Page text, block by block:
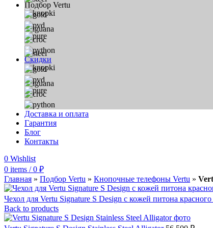
Подбор Vertu
Скидки
Доставка и оплата
Гарантия
Блог
Контакты
0 Wishlist
0 items / 0 ₽
Главная » Подбор Vertu » Кнопочные телефоны Vertu »
Чехол для Vertu Signature S Design с кожей питона красного
Back to products